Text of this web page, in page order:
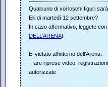
Qualcuno di voi loschi figuri
Elii di martedì 12 settembre?
In caso affermativo, leggete con
DELL’ARENA!
E’ vietato all’interno dell’Arena:
- fare riprese video,
autorizzate